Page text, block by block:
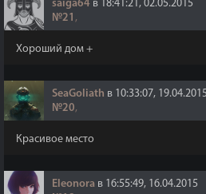
saiga64 в 18:41:21, 02.05.2015
№21 ,
Хороший дом +
SeaGoliath в 10:33:07, 19.04.2015
№20,
Красивое место
Eleonora в 16:55:49, 16.04.2015